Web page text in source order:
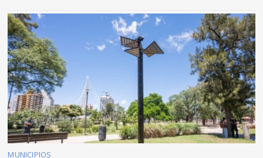
MUNICIPIOS